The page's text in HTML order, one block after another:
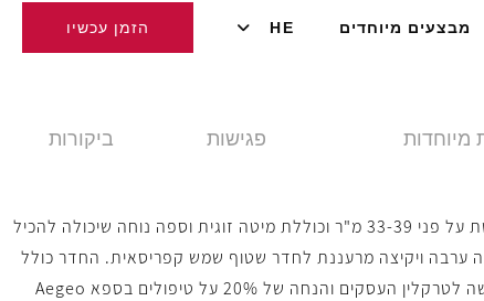
מבצעים מיוחדים HE הזמן עכשיו
מיוחדות פגישות ביקורות
פינוק עילאי מחכה לכם בסוויטת NYX אקזקיוטיב המרווחת, הנפרשת על פני 33-39 מ"ר וכוללת מיטה זוגית וספה נוחה שיכולה להכיל
ערבה ויקיצה מרעננת לחדר שטוף שמש קפריסאית. החדר כולל
מוצרי טיפוח פרימיום, מיני בר מצויד, טלוויזיה חכמה וכספת, וכן גישה לטרקלין העסקים והנחה של 20% על טיפולים בספא Aegeo